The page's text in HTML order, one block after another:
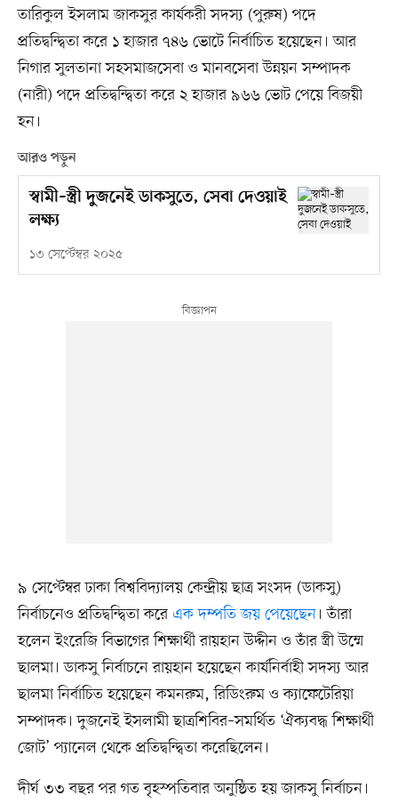
তারিকুল ইসলাম জাকসুর কার্যকরী সদস্য (পুরুষ) পদে
প্রতিদ্বন্দ্বিতা করে ১ হাজার ৭৪৬ ভোটে নির্বাচিত হয়েছেন। আর
নিগার সুলতানা সহসমাজসেবা ও মানবসেবা উন্নয়ন সম্পাদক
(নারী) পদে প্রতিদ্বন্দ্বিতা করে ২ হাজার ৯৬৬ ভোট পেয়ে বিজয়ী
হন।
আরও পড়ুন
স্বামী–স্ত্রী দুজনেই ডাকসুতে, সেবা দেওয়াই
লক্ষ্য
১৩ সেপ্টেম্বর ২০২৫
৯ সেপ্টেম্বর ঢাকা বিশ্ববিদ্যালয় কেন্দ্রীয় ছাত্র সংসদ (ডাকসু)
নির্বাচনেও প্রতিদ্বন্দ্বিতা করে এক দম্পতি জয় পেয়েছেন। তাঁরা
হলেন ইংরেজি বিভাগের শিক্ষার্থী রায়হান উদ্দীন ও তাঁর স্ত্রী উম্মে
ছালমা। ডাকসু নির্বাচনে রায়হান হয়েছেন কার্যনির্বাহী সদস্য আর
ছালমা নির্বাচিত হয়েছেন কমনরুম, রিডিংরুম ও ক্যাফেটেরিয়া
সম্পাদক। দুজনেই ইসলামী ছাত্রশিবির–সমর্থিত ‘ঐক্যবদ্ধ শিক্ষার্থী
জোট’ প্যানেল থেকে প্রতিদ্বন্দ্বিতা করেছিলেন।
দীর্ঘ ৩৩ বছর পর গত বৃহস্পতিবার অনুষ্ঠিত হয় জাকসু নির্বাচন।